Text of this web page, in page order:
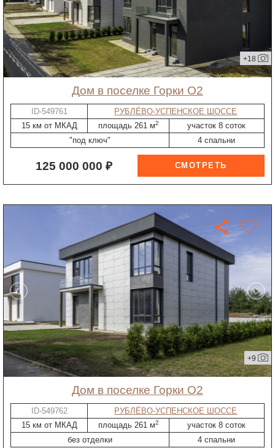
+18
дом в поселке Горки О2
ID-549761
РУБЛЁВО-УСПЕНСКОЕ ШОССЕ
15 км от МКАД
площадь 261 м2
участок 8 соток
"под ключ"
4 спальни
125 000 000 ₽
+9
дом в поселке Горки О2
ID-549762
РУБЛЁВО-УСПЕНСКОЕ ШОССЕ
15 км от МКАД
площадь 261 м2
участок 8 соток
без отделки
4 спальни